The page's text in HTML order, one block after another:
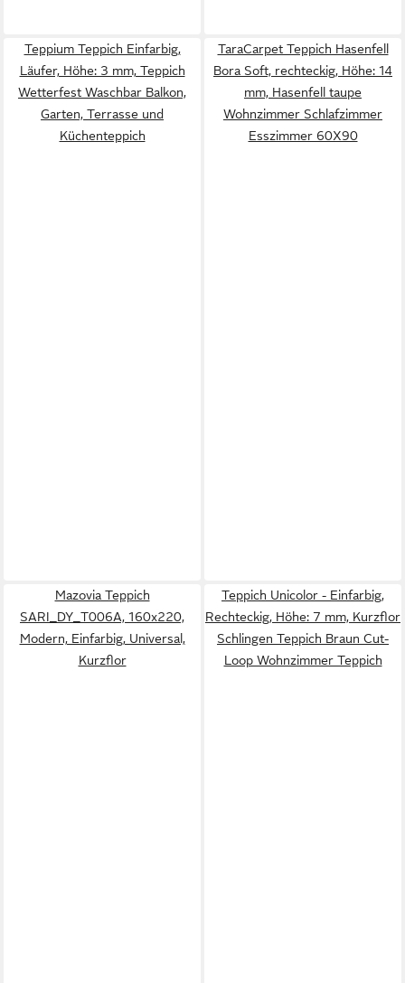
Teppium Teppich Einfarbig,
Läufer, Höhe: 3 mm, Teppich
Wetterfest Waschbar Balkon,
Garten, Terrasse und
Küchenteppich
TaraCarpet Teppich Hasenfell
Bora Soft, rechteckig, Höhe: 14
mm, Hasenfell taupe
Wohnzimmer Schlafzimmer
Esszimmer 60X90
Mazovia Teppich
SARI_DY_T006A, 160x220,
Modern, Einfarbig, Universal,
Kurzflor
Teppich Unicolor - Einfarbig,
Rechteckig, Höhe: 7 mm, Kurzflor
Schlingen Teppich Braun Cut-
Loop Wohnzimmer Teppich